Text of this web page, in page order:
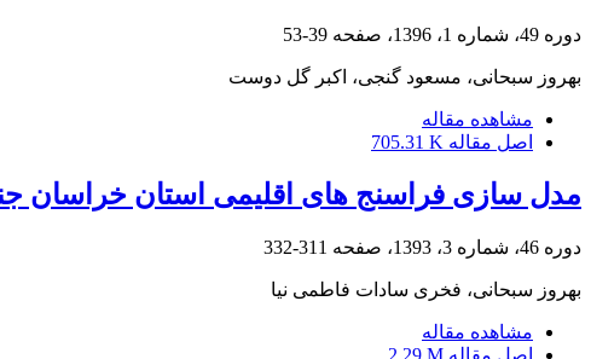
دوره 49، شماره 1، 1396، صفحه 39-53
بهروز سبحانی، مسعود گنجی، اکبر گل دوست
مشاهده مقاله
اصل مقاله 705.31 K
مدل سازی فراسنج های اقلیمی استان خراسان
دوره 46، شماره 3، 1393، صفحه 311-332
بهروز سبحانی، فخری سادات فاطمی نیا
مشاهده مقاله